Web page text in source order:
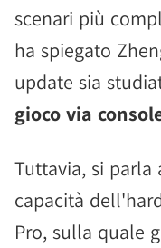
scenari più
ha spiegato
update sia
gioco via
Tuttavia, si parla
capacità
Pro, sulla quale